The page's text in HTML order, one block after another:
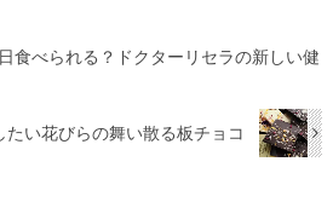
食べられる？ドクターリセラの新しい健
い花びらの舞い散る板チョコ